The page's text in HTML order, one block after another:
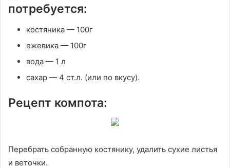
потребуется:
костяника — 100г
ежевика — 100г
вода — 1 л
сахар — 4 ст.л. (или по вкусу).
Рецепт компота:
Перебрать собранную костянику, удалить сухие листья
и веточки.